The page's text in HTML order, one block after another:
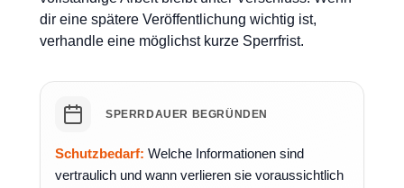
dir eine spätere Veröffentlichung wichtig ist,
verhandle eine möglichst kurze Sperrfrist.
SPERRDAUER BEGRÜNDEN
Schutzbedarf: Welche Informationen sind
vertraulich und wann verlieren sie voraussichtlich